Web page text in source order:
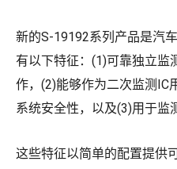
新的S-19192系列产品是汽
有以下特征：(1)可靠独立监
作，(2)能够作为二次监测IC
系统安全性，以及(3)用于监
这些特征以简单的配置提供